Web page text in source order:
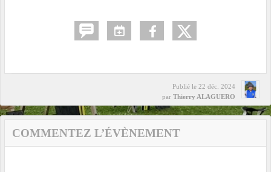
Publié le 22 déc. 2024
par Thierry ALAGUERO
COMMENTEZ L’ÉVÈNEMENT